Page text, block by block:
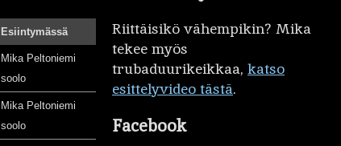
Esiintymässä
Mika Peltoniemi
soolo
Mika Peltoniemi
soolo
Riittäisikö vähempikin? Mika
tekee myös
trubaduurikeikkaa, katso
esittelyvideo tästä.
Facebook